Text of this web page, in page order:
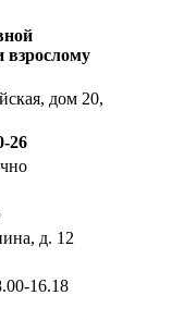
дом 20,
26
д. 12
16.18